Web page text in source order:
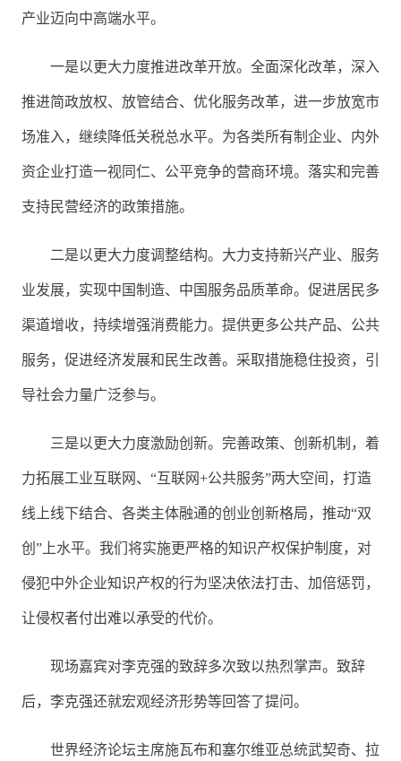
产业迈向中高端水平。
一是以更大力度推进改革开放。全面深化改革，深入
推进简政放权、放管结合、优化服务改革，进一步放宽市
场准入，继续降低关税总水平。为各类所有制企业、内外
资企业打造一视同仁、公平竞争的营商环境。落实和完善
支持民营经济的政策措施。
二是以更大力度调整结构。大力支持新兴产业、服务
业发展，实现中国制造、中国服务品质革命。促进居民多
渠道增收，持续增强消费能力。提供更多公共产品、公共
服务，促进经济发展和民生改善。采取措施稳住投资，引
导社会力量广泛参与。
三是以更大力度激励创新。完善政策、创新机制，着
力拓展工业互联网、“互联网+公共服务”两大空间，打造
线上线下结合、各类主体融通的创业创新格局，推动“双
创”上水平。我们将实施更严格的知识产权保护制度，对
侵犯中外企业知识产权的行为坚决依法打击、加倍惩罚，
让侵权者付出难以承受的代价。
现场嘉宾对李克强的致辞多次致以热烈掌声。致辞
后，李克强还就宏观经济形势等回答了提问。
世界经济论坛主席施瓦布和塞尔维亚总统武契奇、拉